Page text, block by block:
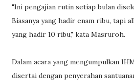
"Ini pengajian rutin setiap bulan
Biasanya yang hadir enam ribu, tapi
yang hadir 10 ribu," kata Masruroh.
Dalam acara yang mengumpulkan
disertai dengan penyerahan